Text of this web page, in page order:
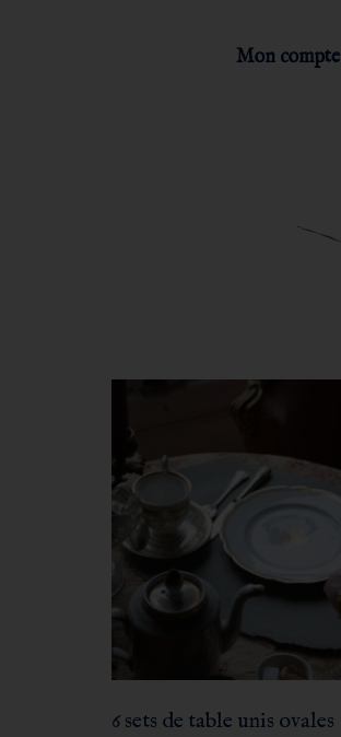
Mon compte
6 sets de table unis ovales